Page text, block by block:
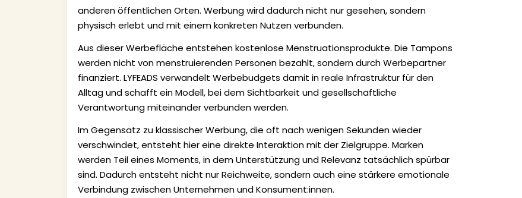
anderen öffentlichen Orten. Werbung wird dadurch nicht nur gesehen, sondern
physisch erlebt und mit einem konkreten Nutzen verbunden.
Aus dieser Werbefläche entstehen kostenlose Menstruationsprodukte. Die Tampons
werden nicht von menstruierenden Personen bezahlt, sondern durch Werbepartner
finanziert. LYFEADS verwandelt Werbebudgets damit in reale Infrastruktur für den
Alltag und schafft ein Modell, bei dem Sichtbarkeit und gesellschaftliche
Verantwortung miteinander verbunden werden.
Im Gegensatz zu klassischer Werbung, die oft nach wenigen Sekunden wieder
verschwindet, entsteht hier eine direkte Interaktion mit der Zielgruppe. Marken
werden Teil eines Moments, in dem Unterstützung und Relevanz tatsächlich spürbar
sind. Dadurch entsteht nicht nur Reichweite, sondern auch eine stärkere emotionale
Verbindung zwischen Unternehmen und Konsument:innen.